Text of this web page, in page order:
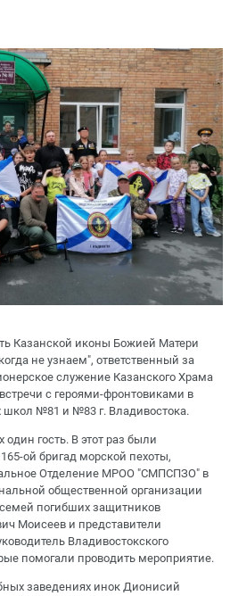
Казанской иконы Божией Матери
не узнаем", ответственный за
служение Казанского Храма
с героями-фронтовиками в
школ №81 и №83 г. Владивостока.
гость. В этот раз были
ой бригад морской пехоты,
Отделение МРОО "СМПСПЗО" в
общественной организации
погибших защитников
Моисеев и представители
Владивостокского
помогали проводить мероприятие.
заведениях инок Дионисий